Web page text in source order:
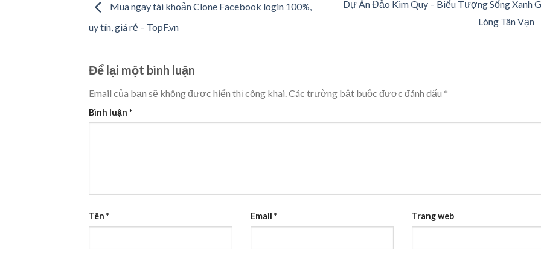
Mua ngay tài khoản Clone Facebook login 100%,
uy tín, giá rẻ – TopF.vn
Dự Án Đảo Kim Quy – Biểu Tượng Sống Xanh
Lòng Tân Vạn
Để lại một bình luận
Email của bạn sẽ không được hiển thị công khai. Các trường bắt buộc được đánh dấu *
Bình luận *
Tên * Email * Trang web